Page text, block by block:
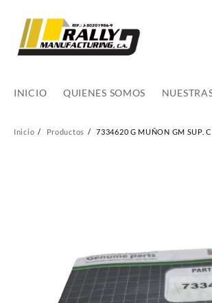
contenido
INICIO QUIENES SOMOS
Inicio Productos 7334620 G MUÑON GM SUP.